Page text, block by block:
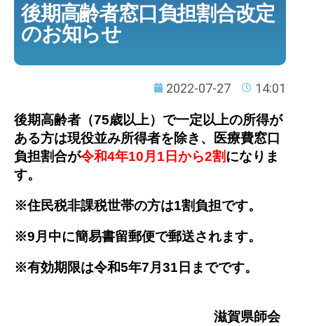
後期高齢者窓口負担割合改定
のお知らせ
2022-07-27 14:01
後期高齢者（75歳以上）で一定以上の所得が
ある方は現役並み所得者を除き、医療費窓口
負担割合が令和4年10月1日から2割になりま
す。
※住民税非課税世帯の方は1割負担です。
※9月中に簡易書留郵便で郵送されます。
※有効期限は令和5年7月31日までです。
滋賀県師会